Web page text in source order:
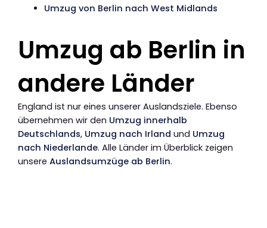
Umzug von Berlin nach West Midlands
Umzug ab Berlin in
andere Länder
England ist nur eines unserer Auslandsziele. Ebenso
übernehmen wir den Umzug innerhalb
Deutschlands, Umzug nach Irland und Umzug
nach Niederlande. Alle Länder im Überblick zeigen
unsere Auslandsumzüge ab Berlin.